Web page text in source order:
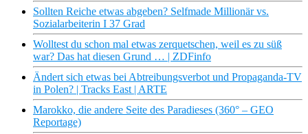
Sollten Reiche etwas abgeben? Selfmade Millionär vs.
Sozialarbeiterin I 37 Grad
Wolltest du schon mal etwas zerquetschen, weil es zu süß
war? Das hat diesen Grund … | ZDFinfo
Ändert sich etwas bei Abtreibungsverbot und Propaganda-TV
in Polen? | Tracks East | ARTE
Marokko, die andere Seite des Paradieses (360° – GEO
Reportage)